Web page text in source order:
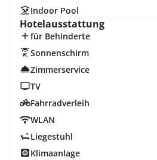
Indoor Pool
Hotelausstattung
für Behinderte
Sonnenschirm
Zimmerservice
TV
Fahrradverleih
WLAN
Liegestuhl
Klimaanlage